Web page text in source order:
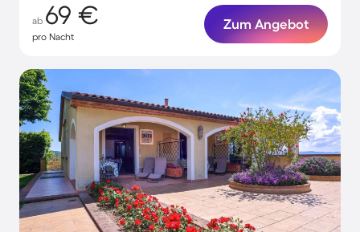
ab 69 €
pro Nacht
Zum Angebot